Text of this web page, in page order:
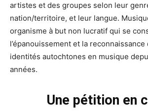
artistes et des groupes selon leur
nation/territoire, et leur langue.
organisme à but non lucratif qui se
l’épanouissement et la
identités autochtones en musique
années.
Une pétition en